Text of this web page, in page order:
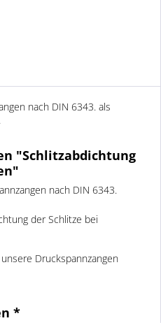
nach DIN 6343. als
"Schlitzabdichtung
nach DIN 6343.
der Schlitze bei
Druckspannzangen
*